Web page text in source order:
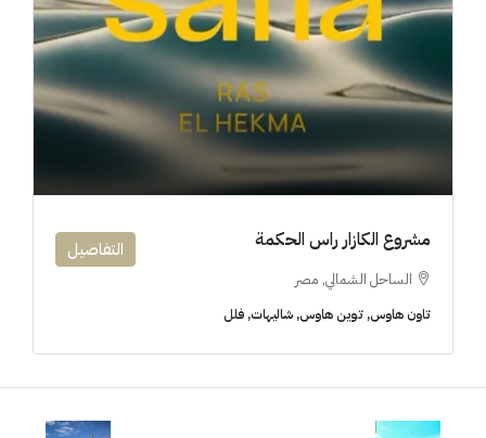
مشروع الكازار راس الحكمة
الساحل الشمالي, مصر
تاون هاوس, توين هاوس, شاليهات, فلل
التفاصيل